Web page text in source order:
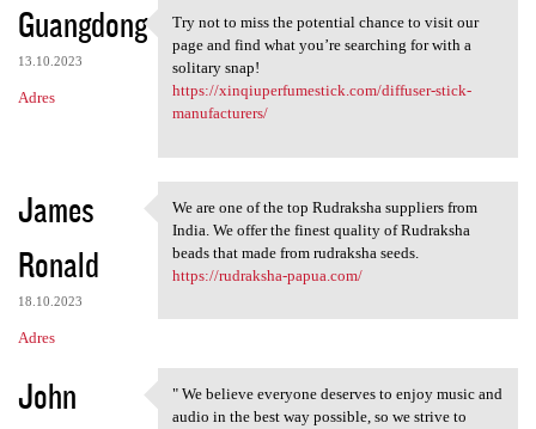
Guangdong
13.10.2023
Adres
Try not to miss the potential
Try not to miss the potential chance to visit our
page and find what you’re searching for with a
solitary snap!
https://xinqiuperfumestick.com/diffuser-stick-
manufacturers/
James
Ronald
18.10.2023
Adres
We are one of the top
We are one of the top Rudraksha suppliers from
India. We offer the finest quality of Rudraksha
beads that made from rudraksha seeds.
https://rudraksha-papua.com/
John
" We believe everyone
" We believe everyone deserves to enjoy music and
audio in the best way possible, so we strive to